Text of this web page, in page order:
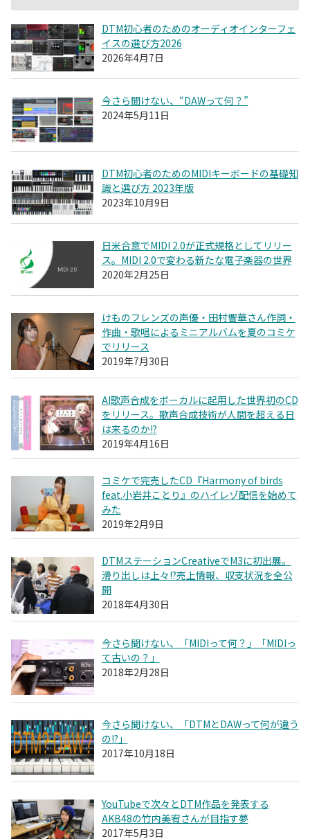
DTM初心者のためのオーディオインターフェ
イスの選び方2026
2026年4月7日
今さら聞けない、“DAWって何？”
2024年5月11日
DTM初心者のためのMIDIキーボードの基礎知
識と選び方 2023年版
2023年10月9日
日米合意でMIDI 2.0が正式規格としてリリー
ス。MIDI 2.0で変わる新たな電子楽器の世界
2020年2月25日
けものフレンズの声優・田村響華さん作詞・
作曲・歌唱によるミニアルバムを夏のコミケ
でリリース
2019年7月30日
AI歌声合成をボーカルに起用した世界初のCD
をリリース。歌声合成技術が人間を超える日
は来るのか!?
2019年4月16日
コミケで完売したCD『Harmony of birds
feat.小岩井ことり』のハイレゾ配信を始めて
みた
2019年2月9日
DTMステーションCreativeでM3に初出展。
滑り出しは上々!?売上情報、収支状況を全公
開
2018年4月30日
今さら聞けない、「MIDIって何？」「MIDIっ
て古いの？」
2018年2月28日
今さら聞けない、「DTMとDAWって何が違う
の!?」
2017年10月18日
YouTubeで次々とDTM作品を発表する
AKB48の竹内美宥さんが目指す夢
2017年5月3日